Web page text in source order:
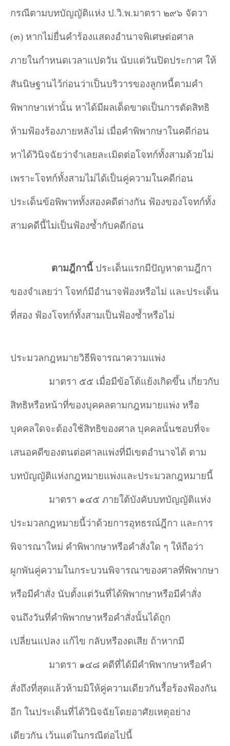
กรณีตามบทบัญญัติแห่ง ป.วิ.พ.มาตรา ๒๙๖ จัตวา
(๓) หากไม่ยื่นคำร้องแสดงอำนาจพิเศษต่อศาล
ภายในกำหนดเวลาแปดวัน นับแต่วันปิดประกาศ ให้
สันนิษฐานไว้ก่อนว่าเป็นบริวารของลูกหนี้ตามคำ
พิพากษาเท่านั้น หาได้มีผลเด็ดขาดเป็นการตัดสิทธิ
ห้ามฟ้องร้องภายหลังไม่ เมื่อคำพิพากษาในคดีก่อน
หาได้วินิจฉัยว่าจำเลยละเมิดต่อโจทก์ทั้งสามด้วยไม่
เพราะโจทก์ทั้งสามไม่ได้เป็นคู่ความในคดีก่อน
ประเด็นข้อพิพาททั้งสองคดีต่างกัน ฟ้องของโจทก์ทั้ง
สามคดีนี้ไม่เป็นฟ้องซ้ำกับคดีก่อน
ตามฎีกานี้ ประเด็นแรกมีปัญหาตามฎีกา
ของจำเลยว่า โจทก์มีอำนาจฟ้องหรือไม่ และประเด็น
ที่สอง ฟ้องโจทก์ทั้งสามเป็นฟ้องซ้ำหรือไม่
ประมวลกฎหมายวิธีพิจารณาความแพ่ง
มาตรา ๕๕ เมื่อมีข้อโต้แย้งเกิดขึ้น เกี่ยวกับ
สิทธิหรือหน้าที่ของบุคคลตามกฎหมายแพ่ง หรือ
บุคคลใดจะต้องใช้สิทธิของศาล บุคคลนั้นชอบที่จะ
เสนอคดีของตนต่อศาลแพ่งที่มีเขตอำนาจได้ ตาม
บทบัญญัติแห่งกฎหมายแพ่งและประมวลกฎหมายนี้
มาตรา ๑๔๕ ภายใต้บังคับบทบัญญัติแห่ง
ประมวลกฎหมายนี้ว่าด้วยการอุทธรณ์ฎีกา และการ
พิจารณาใหม่ คำพิพากษาหรือคำสั่งใด ๆ ให้ถือว่า
ผูกพันคู่ความในกระบวนพิจารณาของศาลที่พิพากษา
หรือมีคำสั่ง นับตั้งแต่วันที่ได้พิพากษาหรือมีคำสั่ง
จนถึงวันที่คำพิพากษาหรือคำสั่งนั้นได้ถูก
เปลี่ยนแปลง แก้ไข กลับหรืองดเสีย ถ้าหากมี
มาตรา ๑๔๘ คดีที่ได้มีคำพิพากษาหรือคำ
สั่งถึงที่สุดแล้วห้ามมิให้คู่ความเดียวกันรื้อร้องฟ้องกัน
อีก ในประเด็นที่ได้วินิจฉัยโดยอาศัยเหตุอย่าง
เดียวกัน เว้นแต่ในกรณีต่อไปนี้